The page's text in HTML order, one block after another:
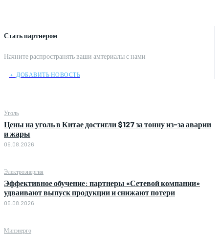
Стать партнером
Начните распространять ваши амтериалы с нами
﹢ ДОБАВИТЬ НОВОСТЬ
Уголь
Цены на уголь в Китае достигли $127 за тонну из-за аварии
и жары
06.08.2026
Электроэнергия
Эффективное обучение: партнеры «Сетевой компании»
удваивают выпуск продукции и снижают потери
05.08.2026
Минэнерго